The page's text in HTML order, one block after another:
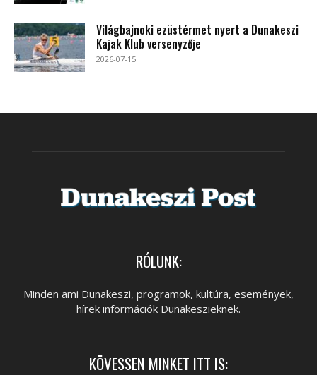
Világbajnoki ezüstérmet nyert a Dunakeszi
Kajak Klub versenyzője
2026-07-15
RÓLUNK:
Minden ami Dunakeszi, programok, kultúra, események,
hírek információk Dunakeszieknek.
KÖVESSEN MINKET ITT IS: